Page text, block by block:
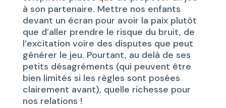
à son partenaire. Mettre nos enfants
devant un écran pour avoir la paix plutôt
que d’aller prendre le risque du bruit, de
l’excitation voire des disputes que peut
générer le jeu. Pourtant, au delà de ses
petits désagréments (qui peuvent être
bien limités si les règles sont posées
clairement avant), quelle richesse pour
nos relations !